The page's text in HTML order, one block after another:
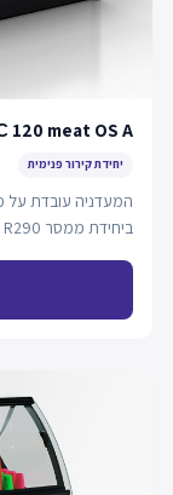
120 meat OS A
יחידת קירור פנימית
המעדניה עובדת על
ביחידת ממסר R290 פנימית…